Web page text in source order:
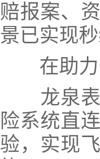
赔报案、
景已实现
在助力
龙泉表
险系统直
验，实现